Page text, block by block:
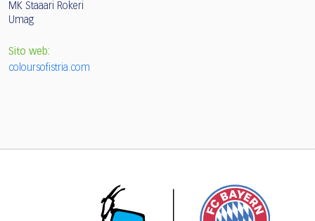
MK Staaari Rokeri
Umag
Sito web:
coloursofistria.com